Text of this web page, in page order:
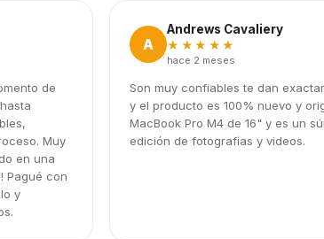
de
Muy
en una
Pagué con
y
A
Andrews Cavaliery
★★★★★
hace 2 meses
Son muy confiables te dan
y el producto es 100% nuevo y
MacBook Pro M4 de 16" y es un
edición de fotografías y videos.